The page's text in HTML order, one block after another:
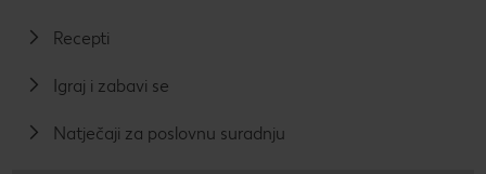
Recepti
Igraj i zabavi se
Natječaji za poslovnu suradnju